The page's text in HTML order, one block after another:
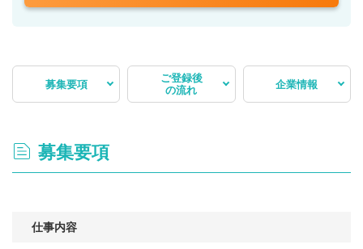
募集要項
ご登録後
の流れ
企業情報
募集要項
仕事内容